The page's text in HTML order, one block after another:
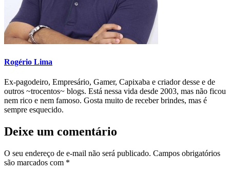
Rogério Lima
Ex-pagodeiro, Empresário, Gamer, Capixaba e criador desse e de
outros ~trocentos~ blogs. Está nessa vida desde 2003, mas não ficou
nem rico e nem famoso. Gosta muito de receber brindes, mas é
sempre esquecido.
Deixe um comentário
O seu endereço de e-mail não será publicado. Campos obrigatórios
são marcados com *